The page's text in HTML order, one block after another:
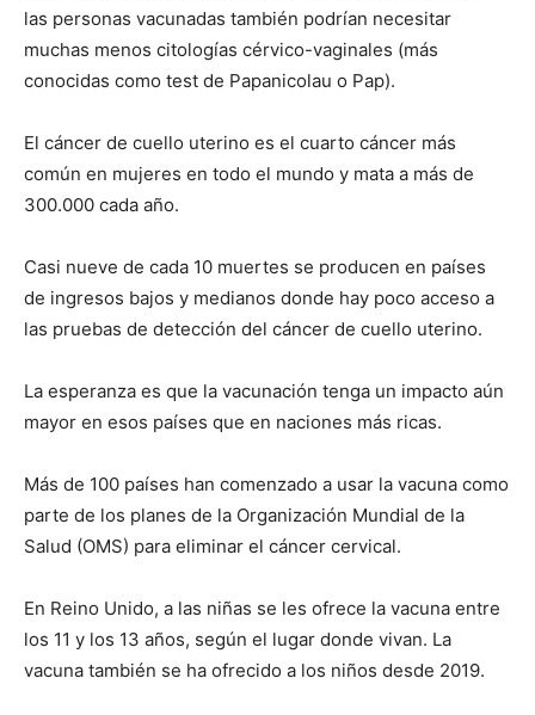
las personas vacunadas también podrían necesitar
muchas menos citologías cérvico-vaginales (más
conocidas como test de Papanicolau o Pap).
El cáncer de cuello uterino es el cuarto cáncer más
común en mujeres en todo el mundo y mata a más de
300.000 cada año.
Casi nueve de cada 10 muertes se producen en países
de ingresos bajos y medianos donde hay poco acceso a
las pruebas de detección del cáncer de cuello uterino.
La esperanza es que la vacunación tenga un impacto aún
mayor en esos países que en naciones más ricas.
Más de 100 países han comenzado a usar la vacuna como
parte de los planes de la Organización Mundial de la
Salud (OMS) para eliminar el cáncer cervical.
En Reino Unido, a las niñas se les ofrece la vacuna entre
los 11 y los 13 años, según el lugar donde vivan. La
vacuna también se ha ofrecido a los niños desde 2019.